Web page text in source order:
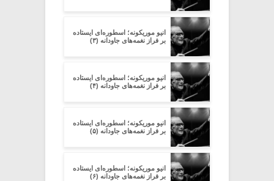
انیو موریکونه؛ اسطوره‌ای ایستاده
بر فراز نغمه‌های جاودانه (۳)
انیو موریکونه؛ اسطوره‌ای ایستاده
بر فراز نغمه‌های جاودانه (۴)
انیو موریکونه؛ اسطوره‌ای ایستاده
بر فراز نغمه‌های جاودانه (۵)
انیو موریکونه؛ اسطوره‌ای ایستاده
بر فراز نغمه‌های جاودانه (۶)